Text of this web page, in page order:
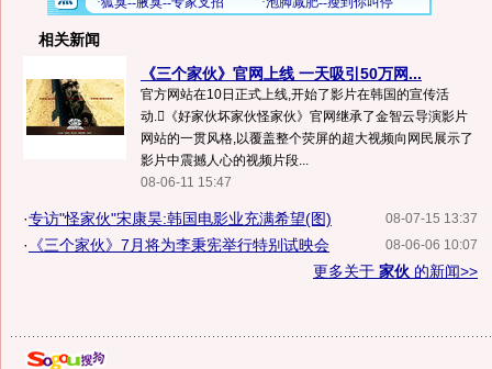
相关新闻
《三个家伙》官网上线 一天吸引50万网...
官方网站在10日正式上线,开始了影片在韩国的宣传活
动.《好家伙坏家伙怪家伙》官网继承了金智云导演影片
网站的一贯风格,以覆盖整个荧屏的超大视频向网民展示了
影片中震撼人心的视频片段...
08-06-11 15:47
08-07-15 13:37
·专访"怪家伙"宋康昊:韩国电影业充满希望(图)
08-06-06 10:07
·
《三个家伙》7月将为李秉宪举行特别试映会
更多关于 家伙 的新闻>>